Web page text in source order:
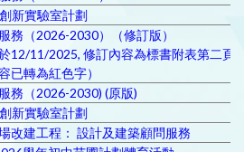
新實驗室計劃
務（2026-2030）（修訂版）
於12/11/2025, 修訂內容為標書附表第二頁,
已轉為紅色字）
務（2026-2030) (原版)
新實驗室計劃
改建工程： 設計及建築顧問服務